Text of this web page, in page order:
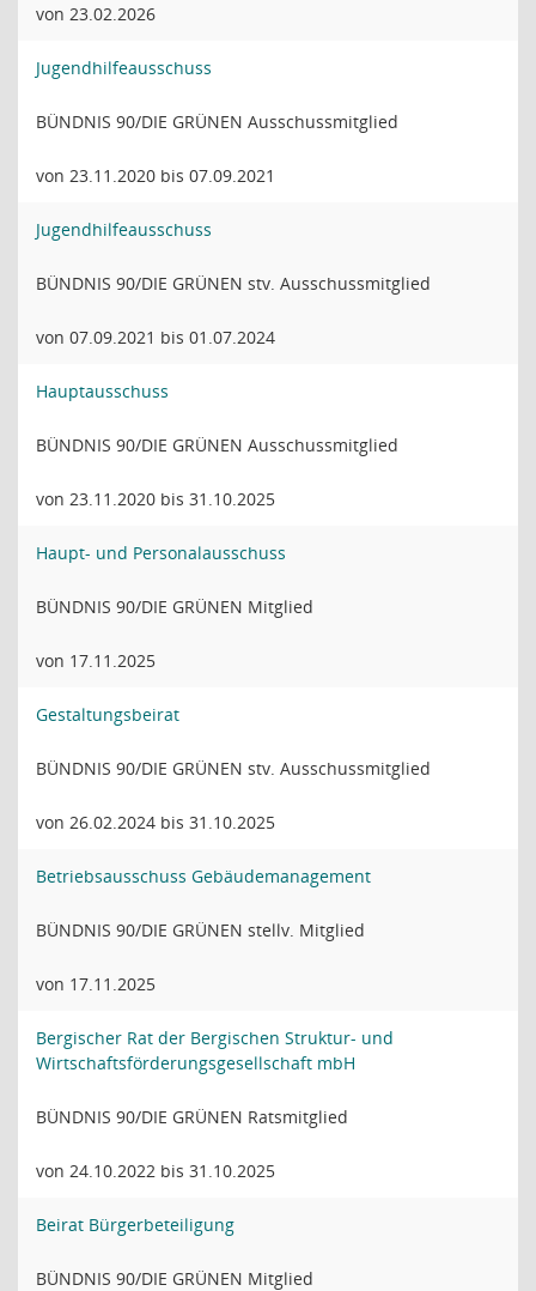
von 23.02.2026
Jugendhilfeausschuss
BÜNDNIS 90/DIE GRÜNEN Ausschussmitglied
von 23.11.2020 bis 07.09.2021
Jugendhilfeausschuss
BÜNDNIS 90/DIE GRÜNEN stv. Ausschussmitglied
von 07.09.2021 bis 01.07.2024
Hauptausschuss
BÜNDNIS 90/DIE GRÜNEN Ausschussmitglied
von 23.11.2020 bis 31.10.2025
Haupt- und Personalausschuss
BÜNDNIS 90/DIE GRÜNEN Mitglied
von 17.11.2025
Gestaltungsbeirat
BÜNDNIS 90/DIE GRÜNEN stv. Ausschussmitglied
von 26.02.2024 bis 31.10.2025
Betriebsausschuss Gebäudemanagement
BÜNDNIS 90/DIE GRÜNEN stellv. Mitglied
von 17.11.2025
Bergischer Rat der Bergischen Struktur- und
Wirtschaftsförderungsgesellschaft mbH
BÜNDNIS 90/DIE GRÜNEN Ratsmitglied
von 24.10.2022 bis 31.10.2025
Beirat Bürgerbeteiligung
BÜNDNIS 90/DIE GRÜNEN Mitglied